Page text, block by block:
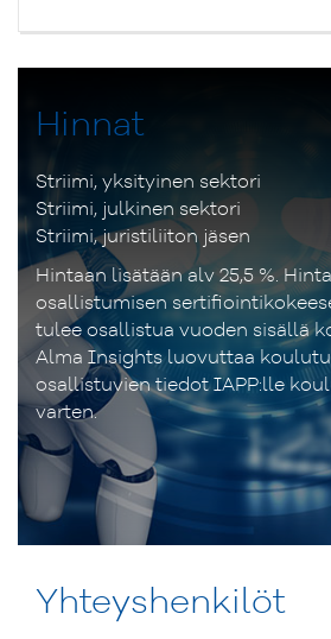
Hinnat
Striimi, yksityinen sektori
Striimi, julkinen sektori
Striimi, juristiliiton jäsen
Hintaan lisätään alv 25,5 %.
osallistumisen
tulee osallistua vuoden sisällä
Alma Insights luovuttaa
osallistuvien tiedot IAPP:lle
varten.
Yhteyshenkilöt